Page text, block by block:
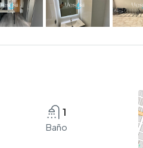
1
Baño